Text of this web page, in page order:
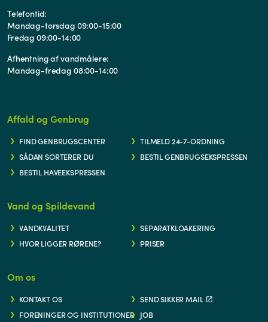
Telefontid:
Mandag-torsdag 09:00-15:00
Fredag 09:00-14:00
Afhentning af vandmålere:
Mandag-fredag 08:00-14:00
Affald og Genbrug
FIND GENBRUGSCENTER
TILMELD 24-7-ORDNING
SÅDAN SORTERER DU
BESTIL GENBRUGSEKSPRESSEN
BESTIL HAVEEKSPRESSEN
Vand og Spildevand
VANDKVALITET
SEPARATKLOAKERING
HVOR LIGGER RØRENE?
PRISER
Om os
KONTAKT OS
SEND SIKKER MAIL
FORENINGER OG INSTITUTIONER JOB